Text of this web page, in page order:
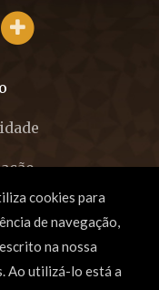
SP, RL.All rights
.
cookies para
de navegação,
na nossa
Ao utilizá-lo está a